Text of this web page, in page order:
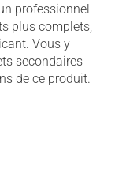
professionnel
plus complets,
Vous y
secondaires
de ce produit.